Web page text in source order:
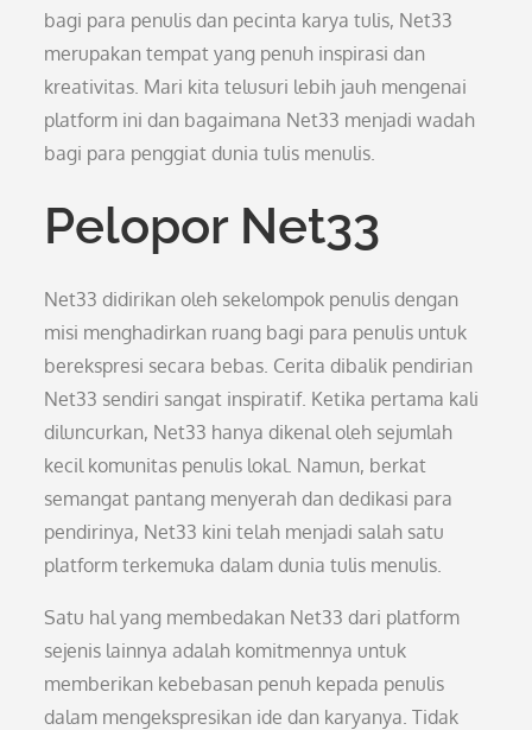
bagi para penulis dan pecinta karya tulis, Net33
merupakan tempat yang penuh inspirasi dan
kreativitas. Mari kita telusuri lebih jauh mengenai
platform ini dan bagaimana Net33 menjadi wadah
bagi para penggiat dunia tulis menulis.
Pelopor Net33
Net33 didirikan oleh sekelompok penulis dengan
misi menghadirkan ruang bagi para penulis untuk
berekspresi secara bebas. Cerita dibalik pendirian
Net33 sendiri sangat inspiratif. Ketika pertama kali
diluncurkan, Net33 hanya dikenal oleh sejumlah
kecil komunitas penulis lokal. Namun, berkat
semangat pantang menyerah dan dedikasi para
pendirinya, Net33 kini telah menjadi salah satu
platform terkemuka dalam dunia tulis menulis.
Satu hal yang membedakan Net33 dari platform
sejenis lainnya adalah komitmennya untuk
memberikan kebebasan penuh kepada penulis
dalam mengekspresikan ide dan karyanya. Tidak